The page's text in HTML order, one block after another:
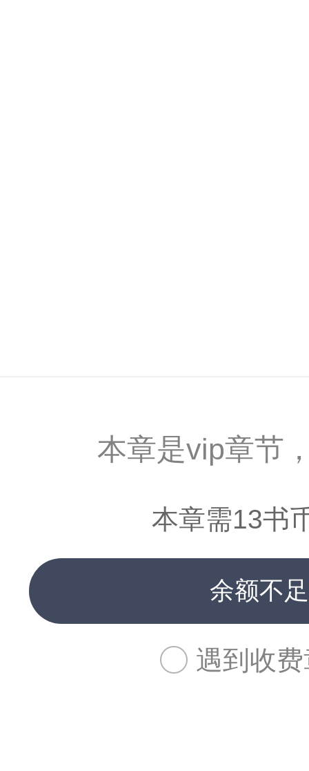
本章是vip章节
本章需13书
余额不
遇到收